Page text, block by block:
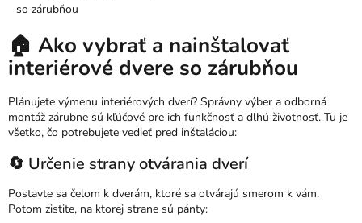
so zárubňou
🏠 Ako vybrať a nainštalovať
interiérové dvere so zárubňou
Plánujete výmenu interiérových dverí? Správny výber a odborná
montáž zárubne sú kľúčové pre ich funkčnosť a dlhú životnosť. Tu je
všetko, čo potrebujete vedieť pred inštaláciou:
🔄 Určenie strany otvárania dverí
Postavte sa čelom k dverám, ktoré sa otvárajú smerom k vám.
Potom zistite, na ktorej strane sú pánty: